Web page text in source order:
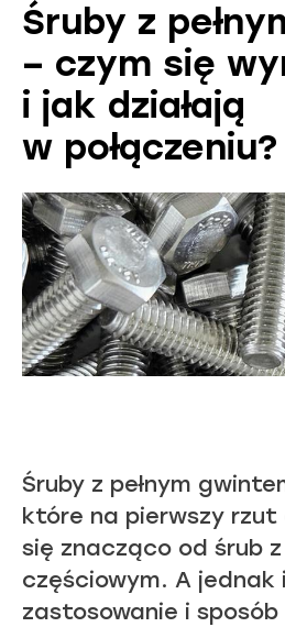
Śruby z
– czym się
i jak działają
w połączeniu?
Śruby z pełnym
które na pierwszy rzut
się znacząco od śrub
częściowym. A
zastosowanie i